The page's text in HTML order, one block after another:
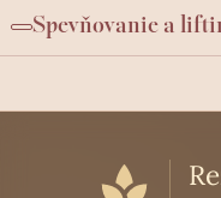
Spevňovanie a